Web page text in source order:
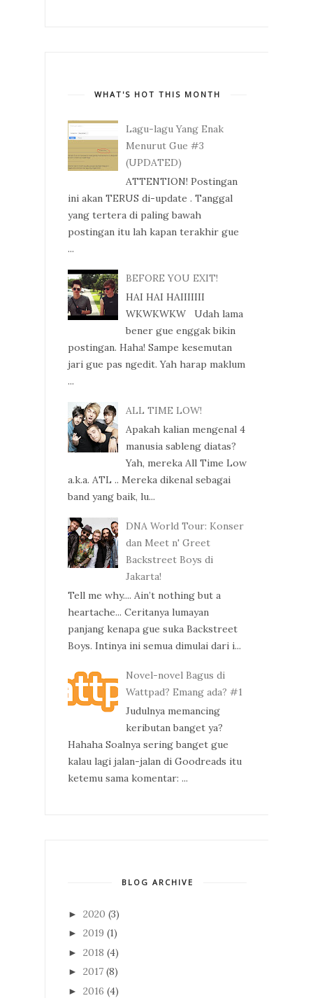
WHAT'S HOT THIS MONTH
Lagu-lagu Yang Enak
Menurut Gue #3
(UPDATED)
ATTENTION! Postingan
ini akan TERUS di-update . Tanggal
yang tertera di paling bawah
postingan itu lah kapan terakhir gue
...
BEFORE YOU EXIT!
HAI HAI HAIIIIIII
WKWKWKW Udah lama
bener gue enggak bikin
postingan. Haha! Sampe kesemutan
jari gue pas ngedit. Yah harap maklum
...
ALL TIME LOW!
Apakah kalian mengenal 4
manusia sableng diatas?
Yah, mereka All Time Low
a.k.a. ATL .. Mereka dikenal sebagai
band yang baik, lu...
DNA World Tour: Konser
dan Meet n' Greet
Backstreet Boys di
Jakarta!
Tell me why.... Ain’t nothing but a
heartache... Ceritanya lumayan
panjang kenapa gue suka Backstreet
Boys. Intinya ini semua dimulai dari i...
Novel-novel Bagus di
Wattpad? Emang ada? #1
Judulnya memancing
keributan banget ya?
Hahaha Soalnya sering banget gue
kalau lagi jalan-jalan di Goodreads itu
ketemu sama komentar: ...
BLOG ARCHIVE
► 2020 (3)
► 2019 (1)
► 2018 (4)
► 2017 (8)
► 2016 (4)